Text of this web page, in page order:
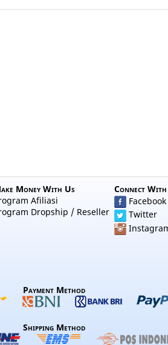
Money With Us
Afiliasi
Dropship / Reseller
Connect With
Facebook
Twitter
Payment Method
Shipping Method